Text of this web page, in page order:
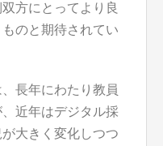
方にとってより良
のと期待されてい
長年にわたり教員
近年はデジタル採
大きく変化しつつ